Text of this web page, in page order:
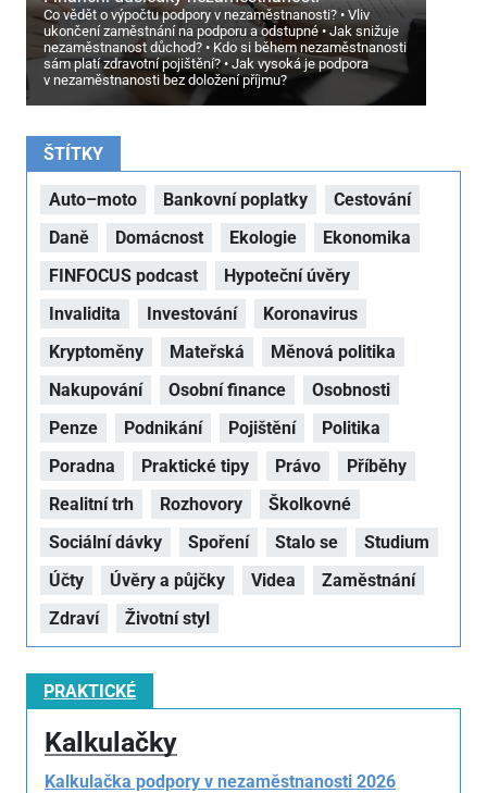
Co vědět o výpočtu podpory v nezaměstnanosti?
Vliv
ukončení zaměstnání na podporu a odstupné
Jak snižuje
nezaměstnanost důchod?
Kdo si během nezaměstnanosti
sám platí zdravotní pojištění?
Jak vysoká je podpora
v nezaměstnanosti bez doložení příjmu?
ŠTÍTKY
Auto–moto Bankovní poplatky
Cestování
Daně
Domácnost Ekologie
Ekonomika
FINFOCUS podcast
Hypoteční úvěry
Invalidita
Investování
Koronavirus
Kryptoměny
Mateřská
Měnová politika
Nakupování
Osobní finance
Osobnosti
Penze
Podnikání Pojištění
Politika
Poradna
Praktické tipy Právo
Příběhy
Realitní trh
Rozhovory
Školkovné
Sociální dávky
Spoření Stalo se
Studium
Účty
Úvěry a půjčky Videa
Zaměstnání
Zdraví
Životní styl
PRAKTICKÉ
Kalkulačky
Kalkulačka podpory v nezaměstnanosti 2026